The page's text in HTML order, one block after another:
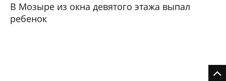
В Мозыре из окна девятого этажа выпал
ребенок